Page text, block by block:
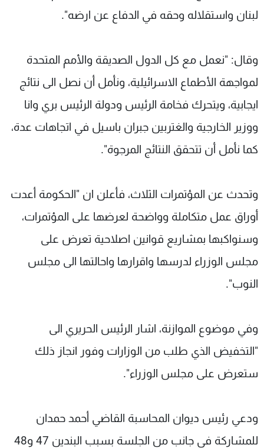
لبنان واستقلاله وحقه في الدفاع عن ارضه".
وقال: "نعمل مع كل الدول الصديقة والأمم المتحدة
لمواجهة الأطماع الاسرائيلية، ونأمل أن نصل الى نتائج
ايجابية، ويتحرك فخامة الرئيس ودولة الرئيس بري وانا
ووزير الخارجية والغتربين جبران باسيل في اتجاهات عدة،
كما نأمل أن تتحقق النتائج المرجوة".
وتحدث عن المؤتمرات الثلاث، فأعلن ان "الحكومة أعدت
أوراق عمل متكاملة وواضحة لعرضها على المؤتمرات،
وسنواكبها بمشاريع قوانين اصلاحية تعرض على
مجلس الوزراء لدرسها واقرارها واحالتها الى مجلس
النوب".
وفي موضوع الموازنة، اشار الرئيس الحريري الى
"التخفيض الذي طلب من الوزارات وفور انجاز ذلك
ستعرض على مجلس الوزراء".
ودعي رئيس ديوان المحاسبة القاضي أحمد حمدان
للمشاركة في جانب من الجلسة بسبب البندين 47 و48